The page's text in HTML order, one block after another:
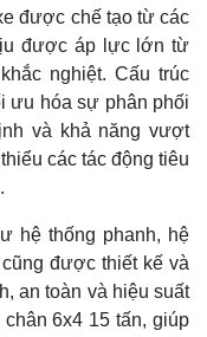
được chế tạo từ các
được áp lực lớn từ
nghiệt. Cấu trúc
ưu hóa sự phân phối
và khả năng vượt
các tác động tiêu
hệ thống phanh, hệ
được thiết kế và
an toàn và hiệu suất
6x4 15 tấn, giúp